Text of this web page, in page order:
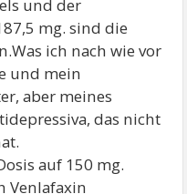
und der
mg. sind die
ich nach wie vor
und mein
aber meines
das nicht
auf 150 mg.
Venlafaxin